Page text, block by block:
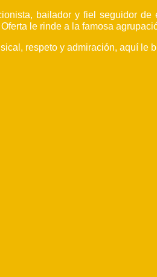
bailador y fiel seguidor
le rinde a la famosa
respeto y admiración, aquí le